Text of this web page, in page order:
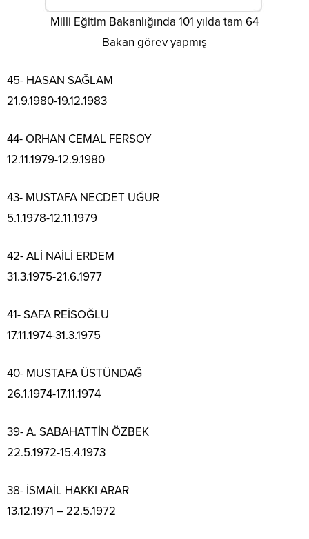
Milli Eğitim Bakanlığında 101 yılda tam 64
Bakan görev yapmış
45- HASAN SAĞLAM
21.9.1980-19.12.1983
44- ORHAN CEMAL FERSOY
12.11.1979-12.9.1980
43- MUSTAFA NECDET UĞUR
5.1.1978-12.11.1979
42- ALİ NAİLİ ERDEM
31.3.1975-21.6.1977
41- SAFA REİSOĞLU
17.11.1974-31.3.1975
40- MUSTAFA ÜSTÜNDAĞ
26.1.1974-17.11.1974
39- A. SABAHATTİN ÖZBEK
22.5.1972-15.4.1973
38- İSMAİL HAKKI ARAR
13.12.1971 – 22.5.1972